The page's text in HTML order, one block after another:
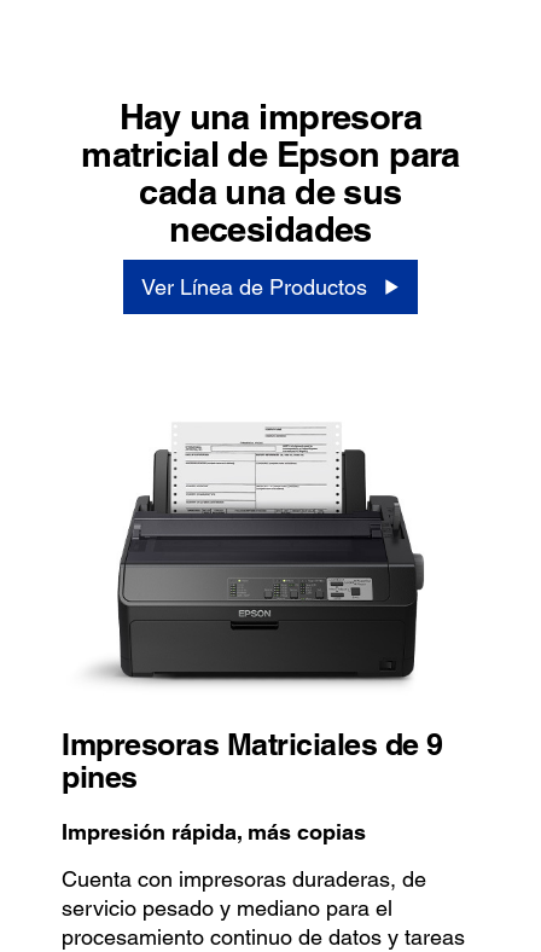
Hay una impresora
matricial de Epson para
cada una de sus
necesidades
Ver Línea de Productos
Impresoras Matriciales de 9
pines
Impresión rápida, más copias
Cuenta con impresoras duraderas, de
servicio pesado y mediano para el
procesamiento continuo de datos y tareas